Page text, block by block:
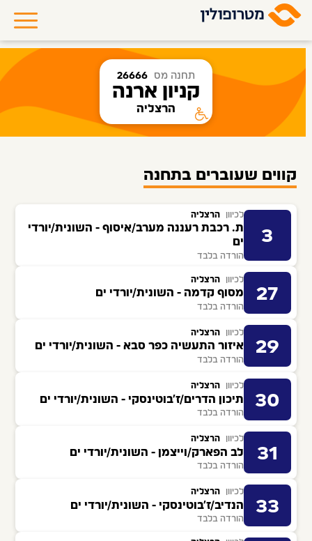
תחנה מס 26666
קניון ארנה
הרצליה
קווים שעוברים בתחנה
3
לכיוון הרצליה
ת. רכבת רעננה מערב/איסוף - השונית/יורדי
ים
הורדה בלבד
27
לכיוון הרצליה
מסוף קדמה - השונית/יורדי ים
הורדה בלבד
29
לכיוון הרצליה
איזור התעשיה כפר סבא - השונית/יורדי ים
הורדה בלבד
30
לכיוון הרצליה
תיכון הדרים/ז'בוטינסקי - השונית/יורדי ים
הורדה בלבד
31
לכיוון הרצליה
לב הפארק/וייצמן - השונית/יורדי ים
הורדה בלבד
33
לכיוון הרצליה
הנדיב/ז'בוטינסקי - השונית/יורדי ים
הורדה בלבד